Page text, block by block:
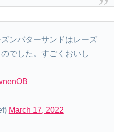
ンバターサンドはレーズ
でした。すごくおいし
March 17, 2022